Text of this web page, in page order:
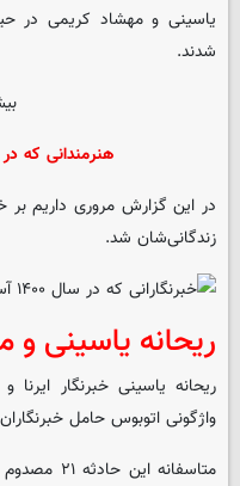
یاسینی و مهشاد کریمی در
شدند.
هنرمندانی که در سال ۱۴۰۰
زندگانی‌شان شد.
ریحانه یاسینی
ریحانه یاسینی خبرنگار
واژگونی اتوبوس حامل
متاسفانه